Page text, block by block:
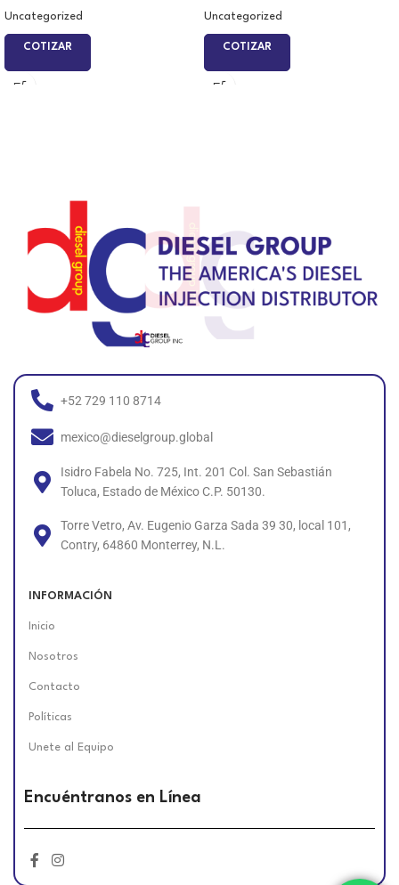
Uncategorized
COTIZAR
Uncategorized
COTIZAR
+52 729 110 8714
mexico@dieselgroup.global
Isidro Fabela No. 725, Int. 201 Col. San Sebastián
Toluca, Estado de México C.P. 50130.
Torre Vetro, Av. Eugenio Garza Sada 39 30, local 101,
Contry, 64860 Monterrey, N.L.
INFORMACIÓN
Inicio
Nosotros
Contacto
Políticas
Unete al Equipo
Encuéntranos en Línea